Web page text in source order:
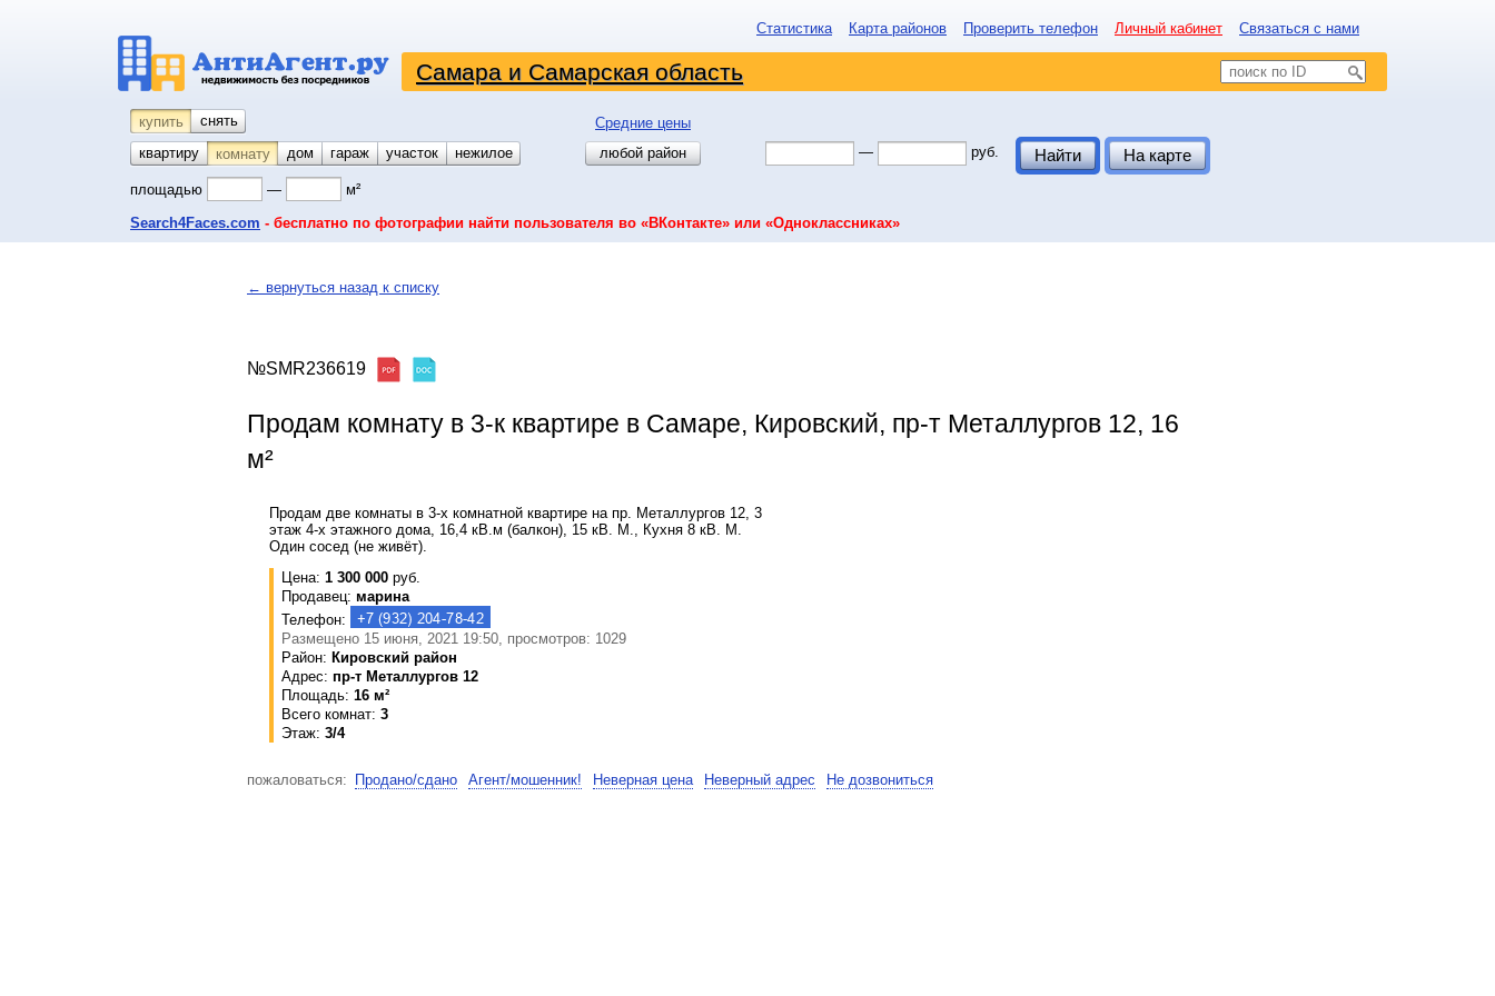
Статистика Карта районов Проверить телефон Личный кабинет Связаться с нами
Самара и Самарская область
купить снять
Средние цены
квартиру
комнату койко-место
дом гараж участок нежилое
площадью — м²
любой район — руб. Найти На карте
Search4Faces.com - бесплатно по фотографии найти пользователя во «ВКонтакте» или «Одноклассниках»
← вернуться назад к списку
№SMR236619
Продам комнату в 3-к квартире в Самаре, Кировский, пр-т Металлургов 12, 16
м²
Продам две комнаты в 3-х комнатной квартире на пр. Металлургов 12, 3
этаж 4-х этажного дома, 16,4 кВ.м (балкон), 15 кВ. М., Кухня 8 кВ. М.
Один сосед (не живёт).
Цена: 1 300 000 руб.
Продавец: марина
Телефон:
Размещено 15 июня, 2021 19:50, просмотров: 1029
Район: Кировский район
Адрес: пр-т Металлургов 12
Площадь: 16 м²
Всего комнат: 3
Этаж: 3/4
пожаловаться: Продано/сдано Агент/мошенник! Неверная цена Неверный адрес Не дозвониться